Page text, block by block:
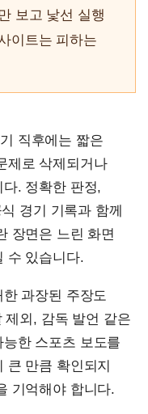
보고 낯선 실행
이트는 피하는
직후에는 짧은
제로 삭제되거나
. 정확한 판정,
경기 기록과 함께
장면은 느린 화면
수 있습니다.
과장된 주장도
제외, 감독 발언 같은
한 스포츠 보도를
큰 만큼 확인되지
기억해야 합니다.